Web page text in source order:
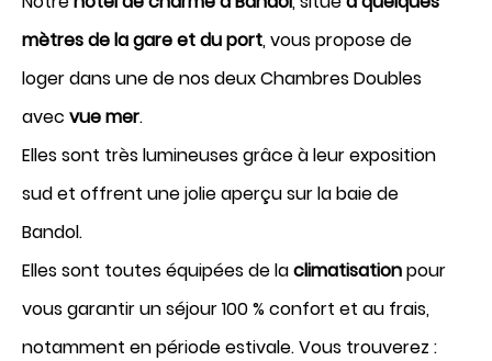
Août 2026
8
Août 2026
mètres de la gare et du port, vous propose de
loger dans une de nos deux Chambres Doubles
avec vue mer.
Elles sont très lumineuses grâce à leur exposition
sud et offrent une jolie aperçu sur la baie de
Bandol.
Elles sont toutes équipées de laclimatisationpour
vous garantir un séjour 100 % confort et au frais,
notamment en période estivale. Vous trouverez :